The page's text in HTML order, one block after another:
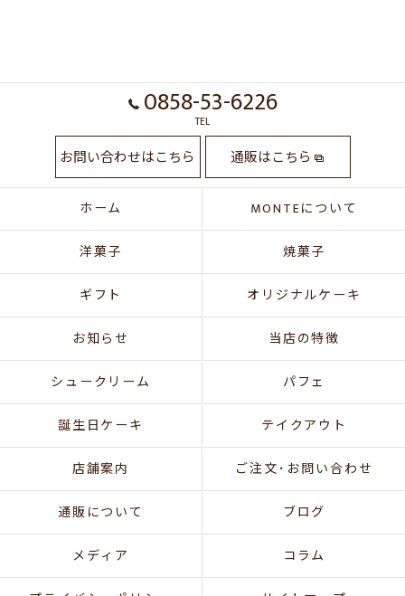
0858-53-6226
TEL
お問い合わせはこちら 通販はこちら
ホーム MONTEについて
洋菓子 焼菓子
ギフト オリジナルケーキ
お知らせ 当店の特徴
シュークリーム パフェ
誕生日ケーキ テイクアウト
店舗案内 ご注文･お問い合わせ
通販について ブログ
メディア コラム